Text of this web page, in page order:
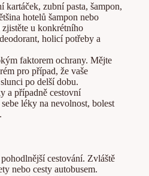
kartáček, zubní pasta, šampon,
hotelů šampon nebo
u konkrétního
holicí potřeby a
faktorem ochrany. Mějte
pro případ, že vaše
po delší dobu.
a případně cestovní
léky na nevolnost, bolest
cestování. Zvláště
nebo cesty autobusem.